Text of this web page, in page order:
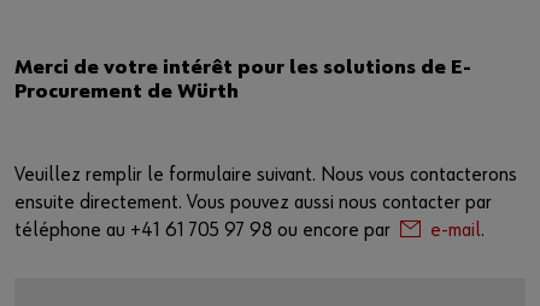
Merci de votre intérêt pour les solutions de E-
Procurement de Würth
Veuillez remplir le formulaire suivant. Nous vous contacterons
ensuite directement. Vous pouvez aussi nous contacter par
téléphone au +41 61 705 97 98 ou encore par
e-mail.